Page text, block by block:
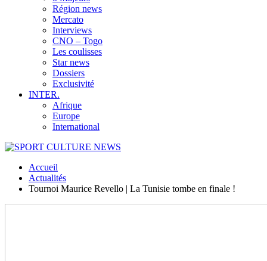
Région news
Mercato
Interviews
CNO – Togo
Les coulisses
Star news
Dossiers
Exclusivité
INTER.
Afrique
Europe
International
Accueil
Actualités
Tournoi Maurice Revello | La Tunisie tombe en finale !